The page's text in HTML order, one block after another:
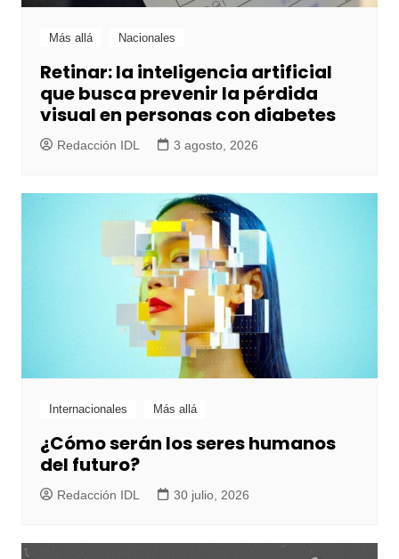
Más allá Nacionales
Retinar: la inteligencia artificial
que busca prevenir la pérdida
visual en personas con diabetes
Redacción IDL 3 agosto, 2026
Internacionales Más allá
¿Cómo serán los seres humanos
del futuro?
Redacción IDL 30 julio, 2026